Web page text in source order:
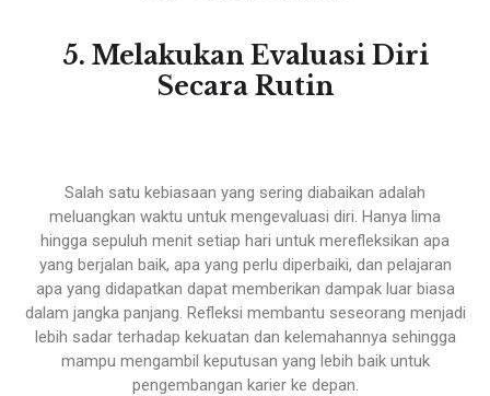
5. Melakukan Evaluasi Diri
Secara Rutin
Salah satu kebiasaan yang sering diabaikan adalah
meluangkan waktu untuk mengevaluasi diri. Hanya lima
hingga sepuluh menit setiap hari untuk merefleksikan apa
yang berjalan baik, apa yang perlu diperbaiki, dan pelajaran
apa yang didapatkan dapat memberikan dampak luar biasa
dalam jangka panjang. Refleksi membantu seseorang menjadi
lebih sadar terhadap kekuatan dan kelemahannya sehingga
mampu mengambil keputusan yang lebih baik untuk
pengembangan karier ke depan.